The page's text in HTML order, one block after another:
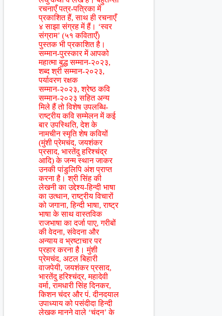
रचनाएँ पत्र-पत्रिका में
प्रकाशित हैं, साथ ही रचनाएँ
४ साझा संग्रह में हैं। ‘स्वर
संग्राम’ (५१ कविताएँ)
पुस्तक भी प्रकाशित है।
सम्मान-पुरस्कार में आपको
महात्मा बुद्ध सम्मान-२०२३,
शब्द श्री सम्मान-२०२३,
पर्यावरण रक्षक
सम्मान-२०२३, श्रेष्ठ कवि
सम्मान-२०२३ सहित अन्य
मिले हैं तो विशेष उपलब्धि-
राष्ट्रीय कवि सम्मेलन में कई
बार उपस्थिति, देश के
नामचीन स्मृति शेष कवियों
(मुंशी प्रेमचंद, जयशंकर
प्रसाद, भारतेंदु हरिश्चंद्र
आदि) के जन्म स्थान जाकर
उनकी पांडुलिपि अंश प्राप्त
करना है। श्री सिंह की
लेखनी का उद्देश्य-हिन्दी भाषा
का उत्थान, राष्ट्रीय विचारों
को जगाना, हिन्दी भाषा, राष्ट्र
भाषा के साथ वास्तविक
राजभाषा का दर्जा पाए, गरीबों
की वेदना, संवेदना और
अन्याय व भ्रष्टाचार पर
प्रहार करना है। मुंशी
प्रेमचंद, अटल बिहारी
वाजपेयी, जयशंकर प्रसाद,
भारतेंदु हरिश्चंद्र, महादेवी
वर्मा, रामधारी सिंह दिनकर,
किशन चंदर और पं. दीनदयाल
उपाध्याय को पसंदीदा हिन्दी
लेखक मानने वाले ‘चंदन’ के